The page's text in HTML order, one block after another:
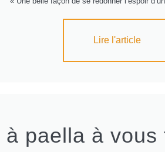
Lire l'article
à paella à